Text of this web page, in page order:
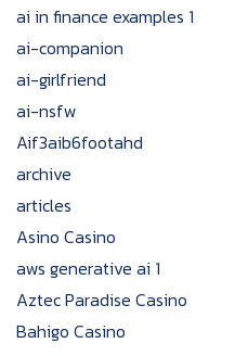
ai in finance examples 1
ai-companion
ai-girlfriend
ai-nsfw
Aif3aib6footahd
archive
articles
Asino Casino
aws generative ai 1
Aztec Paradise Casino
Bahigo Casino